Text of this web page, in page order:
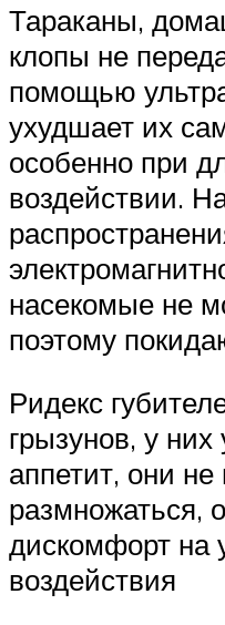
Тараканы,
клопы не
помощью
ухудшает их
особенно при
воздействии.
насекомые не
поэтому
Ридекс
грызунов, у
аппетит, они
размножаться,
дискомфорт на
воздействия